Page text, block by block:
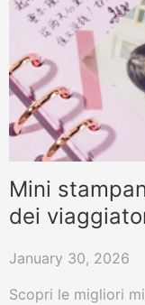
Mini
dei
January 30, 2026
Scopri le migliori